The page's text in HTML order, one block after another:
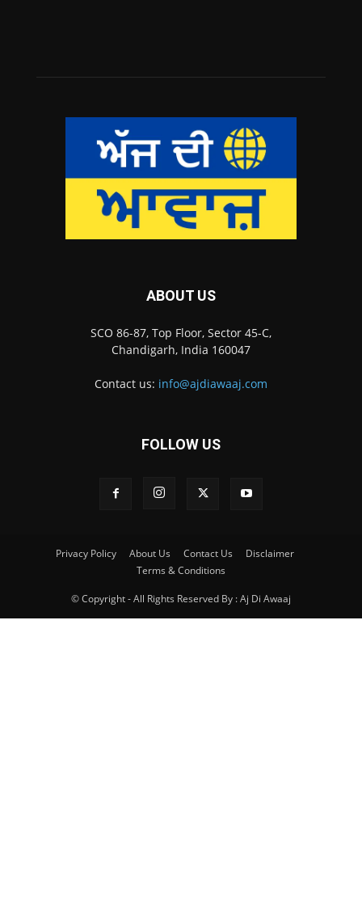
ABOUT US
SCO 86-87, Top Floor, Sector 45-C,
Chandigarh, India 160047
Contact us: info@ajdiawaaj.com
FOLLOW US
Privacy Policy About Us Contact Us
Disclaimer
Terms & Conditions
© Copyright - All Rights Reserved By : Aj Di Awaaj